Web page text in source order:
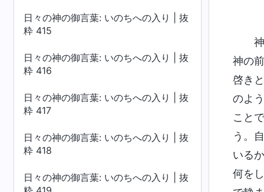
日々の神の御言葉: いのちへの入り | 抜
粋 415
日々の神の御言葉: いのちへの入り | 抜
粋 416
日々の神の御言葉: いのちへの入り | 抜
粋 417
日々の神の御言葉: いのちへの入り | 抜
粋 418
日々の神の御言葉: いのちへの入り | 抜
神の
啓き
のよ
こと
う。
いる
何を